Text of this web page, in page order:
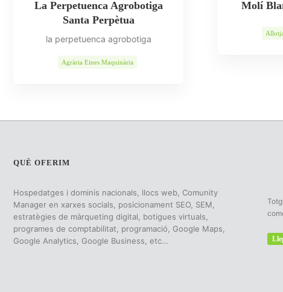
La Perpetuenca Agrobotiga
Santa Perpètua
la perpetuenca agrobotiga
Agrària Eines Maquinària
Molí
QUÈ OFERIM
Hospedatges i dominis nacionals, llocs web, Comunity
Manager en xarxes socials, posicionament SEO, SEM,
estratègies de màrqueting digital, botigues virtuals,
programes de comptabilitat, programació, Google Maps,
Google Analytics, Google Business, etc…